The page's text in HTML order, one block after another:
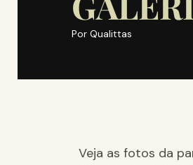
Por Qualittas
Veja as fotos da